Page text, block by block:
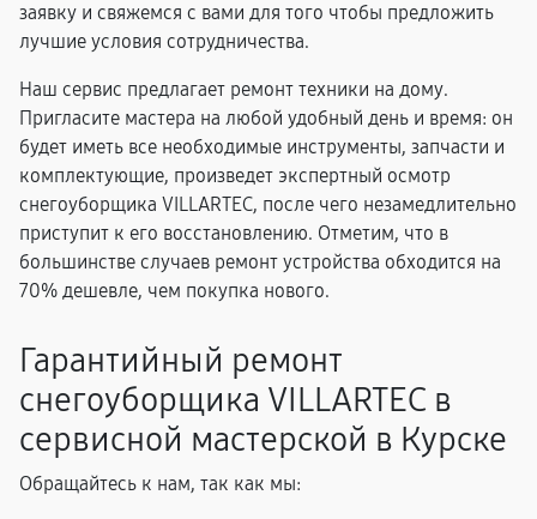
заявку и свяжемся с вами для того чтобы предложить
лучшие условия сотрудничества.
Наш сервис предлагает ремонт техники на дому.
Пригласите мастера на любой удобный день и время: он
будет иметь все необходимые инструменты, запчасти и
комплектующие, произведет экспертный осмотр
снегоуборщика VILLARTEC, после чего незамедлительно
приступит к его восстановлению. Отметим, что в
большинстве случаев ремонт устройства обходится на
70% дешевле, чем покупка нового.
Гарантийный ремонт
снегоуборщика VILLARTEC в
сервисной мастерской в Курске
Обращайтесь к нам, так как мы: